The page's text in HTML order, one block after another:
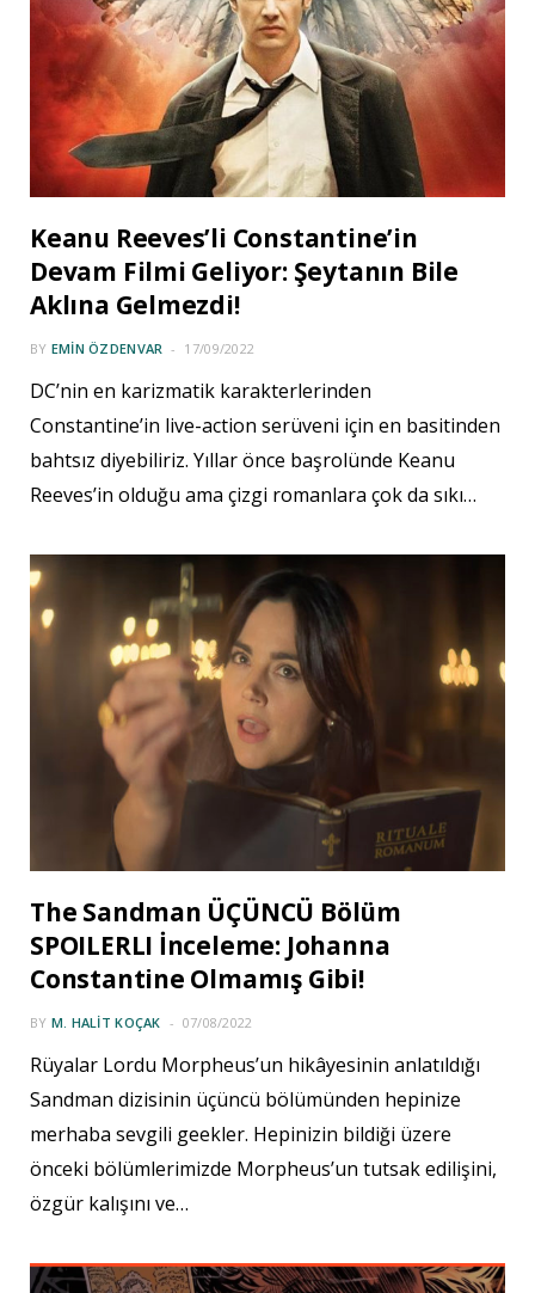
Keanu Reeves’li Constantine’in
Devam Filmi Geliyor: Şeytanın Bile
Aklına Gelmezdi!
BY EMIN ÖZDENVAR 17/09/2022
DC’nin en karizmatik karakterlerinden
Constantine’in live-action serüveni için en basitinden
bahtsız diyebiliriz. Yıllar önce başrolünde Keanu
Reeves’in olduğu ama çizgi romanlara çok da sıkı…
The Sandman ÜÇÜNCÜ Bölüm
SPOILERLI İnceleme: Johanna
Constantine Olmamış Gibi!
BY M. HALIT KOÇAK 07/08/2022
Rüyalar Lordu Morpheus’un hikâyesinin anlatıldığı
Sandman dizisinin üçüncü bölümünden hepinize
merhaba sevgili geekler. Hepinizin bildiği üzere
önceki bölümlerimizde Morpheus’un tutsak edilişini,
özgür kalışını ve…